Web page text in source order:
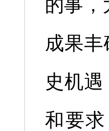
的事，
成果
史机
和要